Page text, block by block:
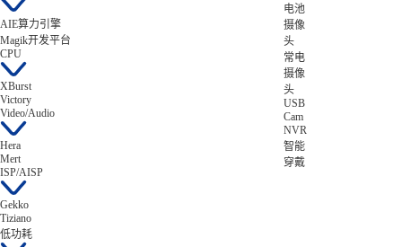
电池
摄像
头
常电
摄像
头
USB
Cam
NVR
智能
穿戴
AIE算力引擎
Magik开发平台
CPU
XBurst
Victory
Video/Audio
Hera
Mert
ISP/AISP
Gekko
Tiziano
低功耗